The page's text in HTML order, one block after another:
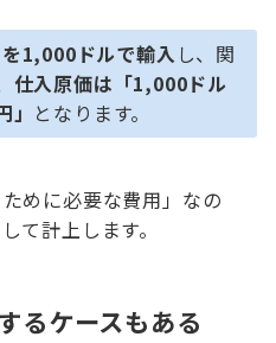
1,000ドルで輸入 し、関
仕入原価は「1,000ドル
となります。
めに必要な費用」なの
て計上します。
るケースもある